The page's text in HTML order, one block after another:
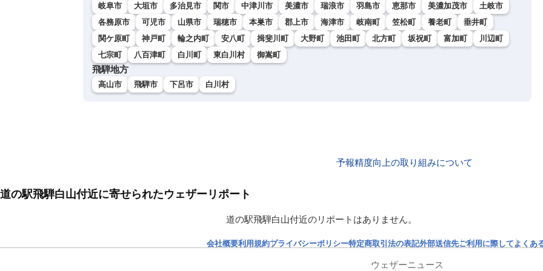
岐阜市 大垣市 多治見市 関市 中津川市 美濃市 瑞浪市 羽島市 恵那市 美濃加茂市
土岐市
各務原市
可児市 山県市 瑞穂市 本巣市 郡上市 海津市 岐南町 笠松町 養老町
垂井町
関ケ原町
神戸町 輪之内町 安八町 揖斐川町 大野町 池田町 北方町 坂祝町 富加町
川辺町
七宗町
八百津町 白川町 東白川村 御嵩町
飛騨地方
高山市 飛騨市 下呂市 白川村
予報精度向上の取り組みについて
道の駅飛騨白山付近に寄せられたウェザーリポート
道の駅飛騨白山付近のリポートはありません。
会社概要利用規約プライバシーポリシー特定商取引法の表記外部送信先ご利用に際してよくあ
ウェザーニュース